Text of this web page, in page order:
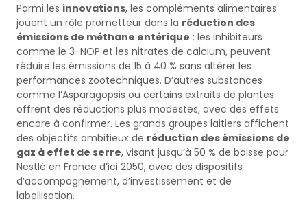
Parmi les innovations, les compléments alimentaires
jouent un rôle prometteur dans la réduction des
émissions de méthane entérique : les inhibiteurs
comme le 3-NOP et les nitrates de calcium, peuvent
réduire les émissions de 15 à 40 % sans altérer les
performances zootechniques. D’autres substances
comme l’Asparagopsis ou certains extraits de plantes
offrent des réductions plus modestes, avec des effets
encore à confirmer. Les grands groupes laitiers affichent
des objectifs ambitieux de réduction des émissions de
gaz à effet de serre, visant jusqu’à 50 % de baisse pour
Nestlé en France d’ici 2050, avec des dispositifs
d’accompagnement, d’investissement et de
labellisation.